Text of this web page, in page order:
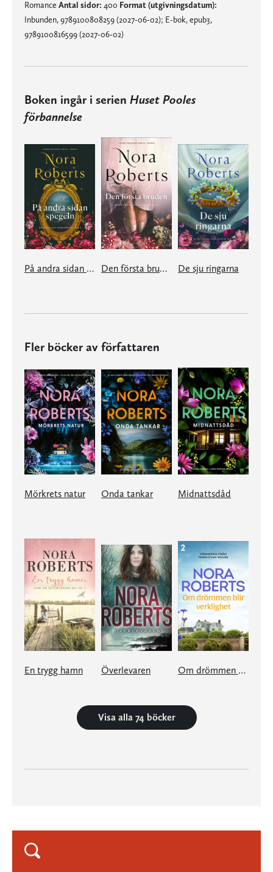
Romance Antal sidor: 400 Format (utgivningsdatum):
Inbunden, 9789100808259 (2027-06-02); E-bok, epub3,
9789100816599 (2027-06-02)
Boken ingår i serien Huset Pooles
förbannelse
På andra sidan spegeln Den första bruden De sju ringarna
Fler böcker av författaren
Mörkrets natur Onda tankar Midnattsdåd
En trygg hamn Överlevaren Om drömmen blir verklighet
Visa alla 74 böcker